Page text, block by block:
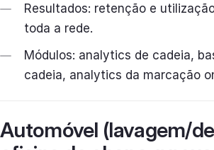
Resultados: retenção e
toda a rede.
Módulos: analytics de cadeia,
cadeia, analytics da marcação
Automóvel (lavagem/